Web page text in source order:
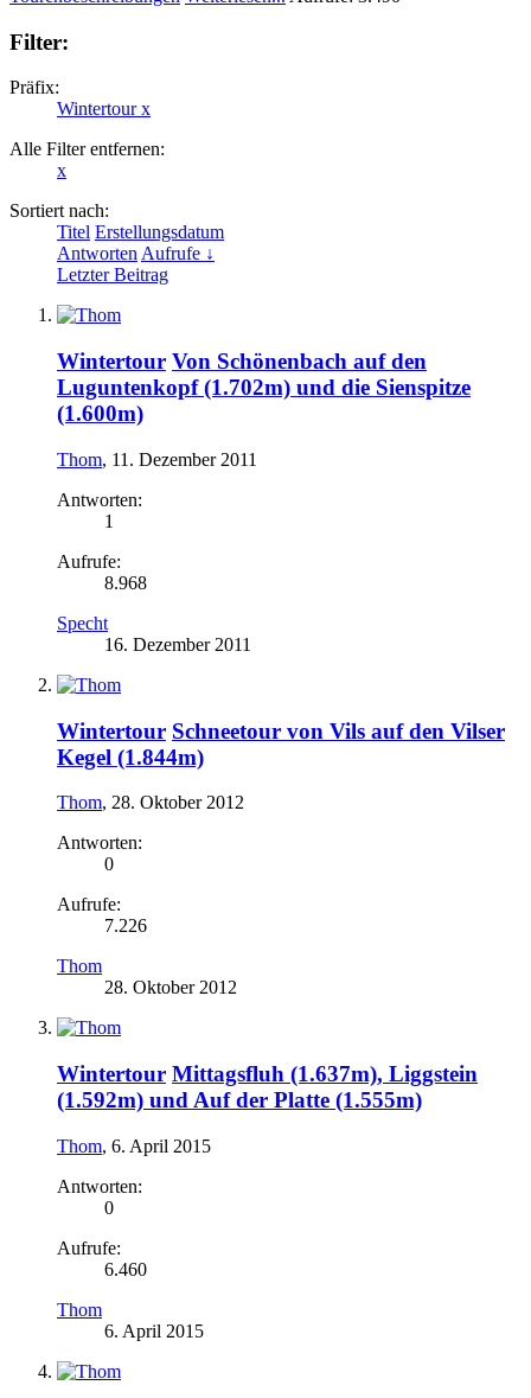
Filter:
Präfix:
Wintertourx
Alle Filter entfernen:
x
Sortiert nach:
Titel Erstellungsdatum
AntwortenAufrufe ↓
Letzter Beitrag
Wintertour Von Schönenbach auf den
Luguntenkopf (1.702m) und die Sienspitze
(1.600m)
Thom, 11. Dezember 2011
Antworten:
1
Aufrufe:
8.968
Specht
16. Dezember 2011
Wintertour Schneetour von Vils auf den Vilser
Kegel (1.844m)
Thom, 28. Oktober 2012
Antworten:
0
Aufrufe:
7.226
Thom
28. Oktober 2012
Wintertour Mittagsfluh (1.637m), Liggstein
(1.592m) und Auf der Platte (1.555m)
Thom, 6. April 2015
Antworten:
0
Aufrufe:
6.460
Thom
6. April 2015